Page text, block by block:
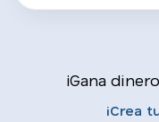
¡Gana
¡Crea